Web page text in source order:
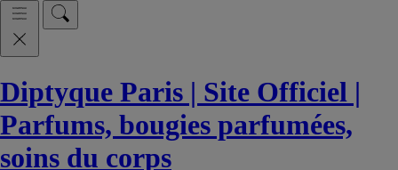
Diptyque Paris | Site Officiel |
Parfums, bougies parfumées,
soins du corps